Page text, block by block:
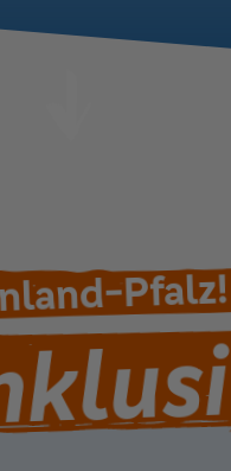
Pfalz!